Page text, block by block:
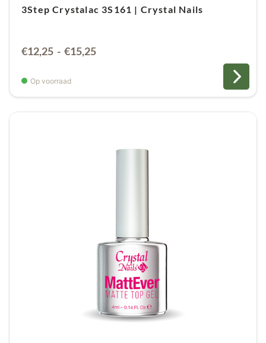
3Step Crystalac 3S161 | Crystal Nails
€12,25 - €15,25
€15,25
Op voorraad